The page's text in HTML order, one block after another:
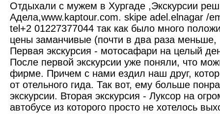
Отдыхали с мужем в Хургаде ,Экскурсии
Адела,www.kaptour.com. skipe adel.elnagar /
tel+2 01227377044 так как было много
цены заманчивые (почти в два раза меньше,
Первая экскурсия - мотосафари на целый
После первой экскурсии уже поняли, что
фирме. Причем с нами ездил наш друг,
от отельного гида. Так вот, ему больше
экскурсии. Вторая экскурсия - Луксор на
автобусе из которого просто не хотелось